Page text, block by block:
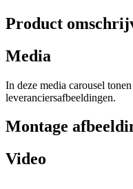
Product
Media
In deze media carousel
leveranciersafbeeldingen.
Montage
Video